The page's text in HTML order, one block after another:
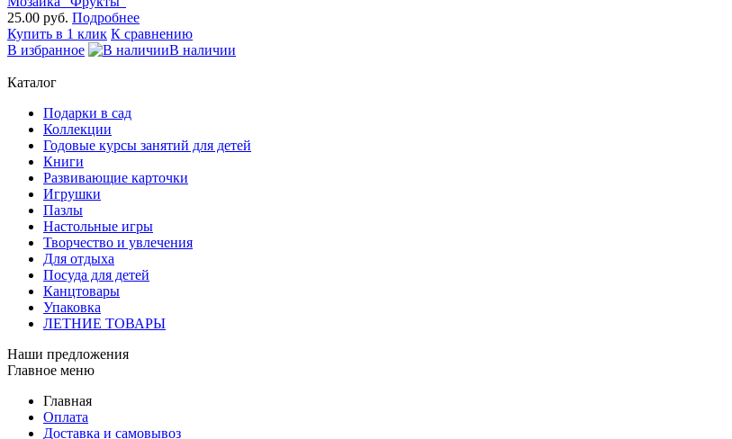
25.00 руб. Подробнее
Купить в 1 клик К сравнению
В избранное
В наличии
Каталог
Подарки в сад
Коллекции
Годовые курсы занятий для детей
Книги
Развивающие карточки
Игрушки
Пазлы
Настольные игры
Творчество и увлечения
Для отдыха
Посуда для детей
Канцтовары
Упаковка
ЛЕТНИЕ ТОВАРЫ
Наши предложения
Главное меню
Главная
Оплата
Доставка и самовывоз